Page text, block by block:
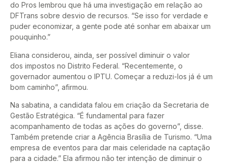
do Pros lembrou que há uma investigação em relação ao
DFTrans sobre desvio de recursos. “Se isso for verdade e
puder economizar, a gente pode até sonhar em abaixar um
pouquinho.”
Eliana considerou, ainda, ser possível diminuir o valor
dos impostos no Distrito Federal. “Recentemente, o
governador aumentou o IPTU. Começar a reduzi-los já é um
bom caminho”, afirmou.
Na sabatina, a candidata falou em criação da Secretaria de
Gestão Estratégica. “É fundamental para fazer
acompanhamento de todas as ações do governo”, disse.
Também pretende criar a Agência Brasília de Turismo. “Uma
empresa de eventos para dar mais celeridade na captação
para a cidade.” Ela afirmou não ter intenção de diminuir o